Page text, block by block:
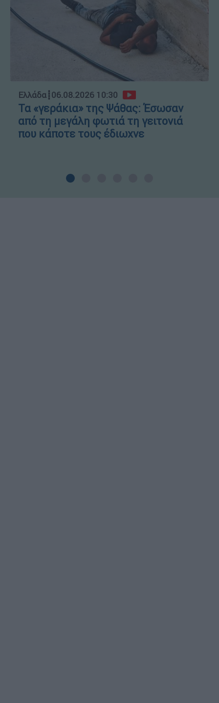
Ελλάδα┋06.08.2026 10:30
Τα «γεράκια» της Ψάθας: Έσωσαν
από τη μεγάλη φωτιά τη γειτονιά
που κάποτε τους έδιωχνε